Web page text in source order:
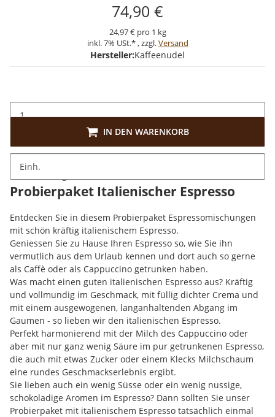
74,90 €
24,97 € pro 1 kg
inkl. 7% USt.* , zzgl.Versand
Hersteller:Kaffeenudel
Einh.
IN DEN WARENKORB
Beschreibung
Probierpaket Italienischer Espresso
Entdecken Sie in diesem Probierpaket Espressomischungen
mit schön kräftig italienischem Espresso.
Geniessen Sie zu Hause Ihren Espresso so, wie Sie ihn
vermutlich aus dem Urlaub kennen und dort auch so gerne
als Caffè oder als Cappuccino getrunken haben.
Was macht einen guten italienischen Espresso aus? Kräftig
und vollmundig im Geschmack, mit füllig dichter Crema und
mit einem ausgewogenen, langanhaltenden Abgang im
Gaumen - so lieben wir den italienischen Espresso.
Perfekt harmonierend mit der Milch des Cappuccino oder
aber mit nur ganz wenig Säure im pur getrunkenen Espresso,
die auch mit etwas Zucker oder einem Klecks Milchschaum
eine rundes Geschmackserlebnis ergibt.
Sie lieben auch ein wenig Süsse oder ein wenig nussige,
schokoladige Aromen im Espresso? Dann sollten Sie unser
Probierpaket mit italienischem Espresso tatsächlich einmal